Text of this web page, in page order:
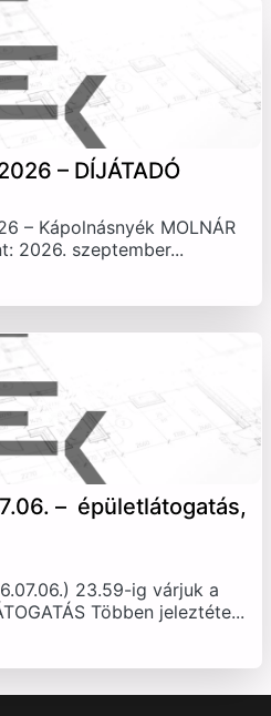
– DÍJÁTADÓ
– Kápolnásnyék MOLNÁR
2026. szeptember...
– épületlátogatás,
23.59-ig várjuk a
Többen jeleztéte...